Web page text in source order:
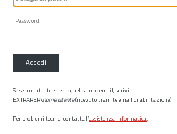
Accedi
Se sei un utente esterno, nel campo email, scrivi
EXTRARER\nome utente(ricevuto tramite email di abilitazione)
Per problemi tecnici contatta l’assistenza informatica.